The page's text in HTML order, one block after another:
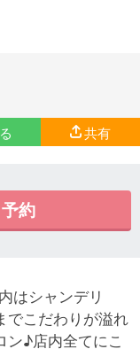
共有
約
はシャンデリ
でこだわりが溢れ
ン♪店内全てにこ